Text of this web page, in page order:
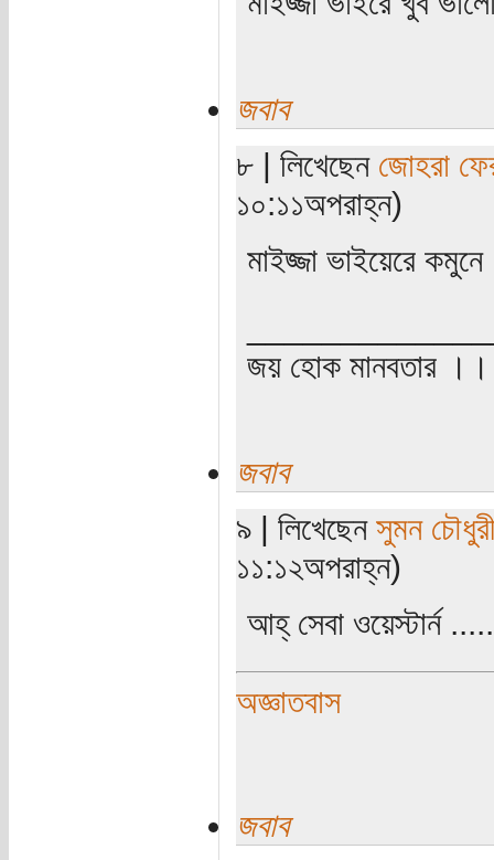
জবাব
৮ | লিখেছেন জোহরা
১০:১১অপরাহ্ন)
মাইজ্জা ভাইয়েরে
জয় হোক মানবতার
জবাব
৯ | লিখেছেন সুমন চৌধুরী
১১:১২অপরাহ্ন)
আহ্ সেবা ওয়েস্টার্ন .....
অজ্ঞাতবাস
জবাব